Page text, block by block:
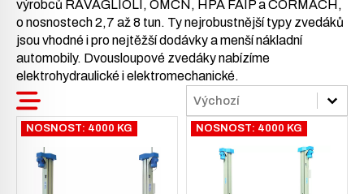
výrobců RAVAGLIOLI, OMCN, HPA FAIP a CORMACH,
o nosnostech 2,7 až 8 tun. Ty nejrobustnější typy zvedáků
jsou vhodné i pro nejtěžší dodávky a menší nákladní
automobily. Dvousloupové zvedáky nabízíme
elektrohydraulické i elektromechanické.
Sort
Sort content
Sort content
NOSNOST: 4000 KG NOSNOST: 4000 KG